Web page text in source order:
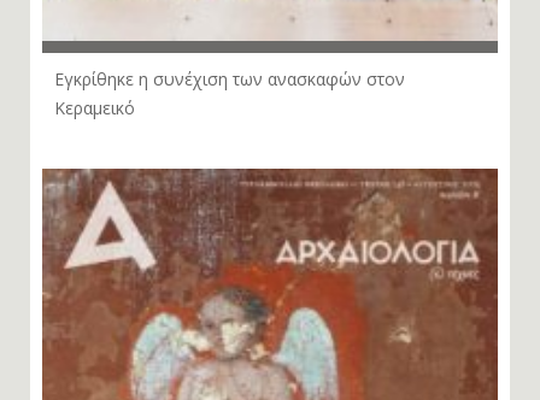
Εγκρίθηκε η συνέχιση των ανασκαφών στον
Κεραμεικό